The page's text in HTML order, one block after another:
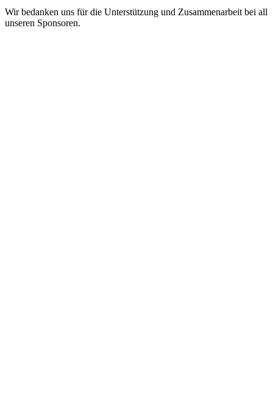
Wir bedanken uns für die Unterstützung und Zusammenarbeit bei all
unseren Sponsoren.